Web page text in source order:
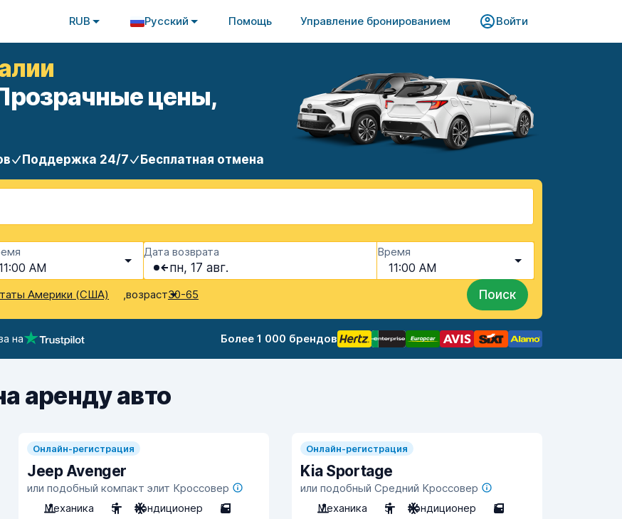
RUB Русский Помощь Управление бронированием​​ Войти
цены,
Поддержка 24/7 Бесплатная отмена
AM
Дата возврата
пн, 17 авг.
Время
11:00 AM
Америки (США) ,возраст30-65 Поиск
на Более 1 000 брендов
аренду авто
Онлайн-регистрация
Jeep Avenger
или подобный компакт элит Кроссовер
Механика
5 Кондиционер 5
Онлайн-регистрация
Kia Sportage
или подобный Средний Кроссовер
Механика
5 Кондиционер 5